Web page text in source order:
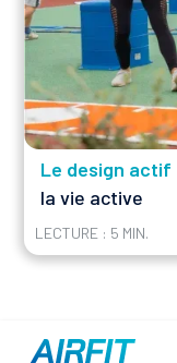
Le design actif
la vie active
LECTURE : 5 MIN.